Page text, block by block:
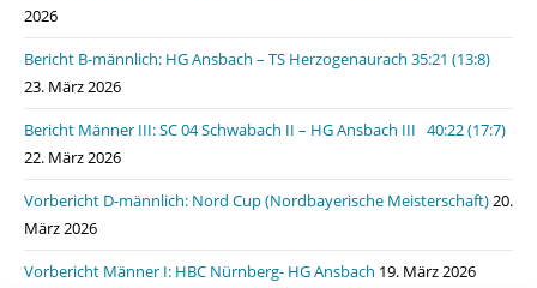
2026
Bericht B-männlich: HG Ansbach – TS Herzogenaurach 35:21 (13:8)
23. März 2026
Bericht Männer III: SC 04 Schwabach II – HG Ansbach III 40:22 (17:7)
22. März 2026
Vorbericht D-männlich: Nord Cup (Nordbayerische Meisterschaft)20.
März 2026
Vorbericht Männer I: HBC Nürnberg- HG Ansbach 19. März 2026